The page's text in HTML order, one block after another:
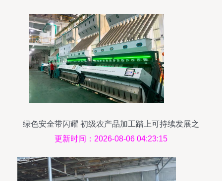
绿色安全带闪耀 初级农产品加工踏上可持续发展之
路
更新时间：2026-08-06 04:23:15